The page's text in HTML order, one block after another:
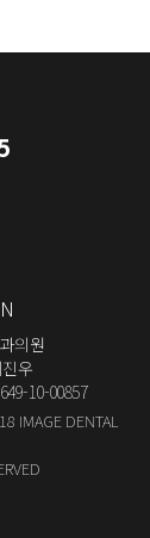
의원
우
10-00857
IMAGE DENTAL